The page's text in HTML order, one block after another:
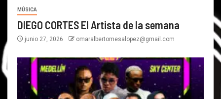
MÚSICA
DIEGO CORTES El Artista de la semana
junio 27, 2026 omaralbertomesalopez@gmail.com